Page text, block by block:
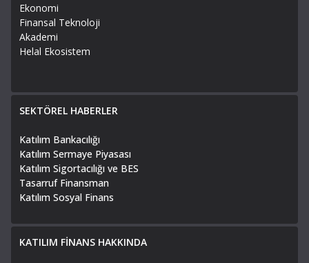
Ekonomi
Finansal Teknoloji
Akademi
Helal Ekosistem
SEKTÖREL HABERLER
Katılım Bankacılığı
Katılım Sermaye Piyasası
Katılım Sigortacılığı ve BES
Tasarruf Finansman
Katılım Sosyal Finans
KATILIM FİNANS HAKKINDA